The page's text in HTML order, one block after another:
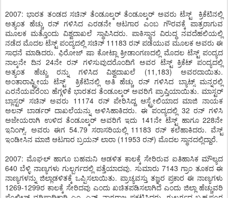
2007: ಭಾರತ ತಂಡದ ಸಚಿನ್ ತೆಂಡೂಲ್ಕರ್ ತೆಂಡೂಲ್ಕರ್ ಅವರು ಟೆಸ್ಟ್ ಕ್ರಿಕೆಟಿನಲ್ಲಿ
ಅತ್ಯಂತ ಹೆಚ್ಚು ರನ್ ಗಳಿಸಿದ ಎರಡನೇ ಆಟಗಾರ ಎಂಬ ಗೌರವಕ್ಕೆ ಪಾತ್ರರಾಗುವ
ಮೂಲಕ ಮತ್ತೊಂದು ವಿಶ್ವದಾಖಲೆ ಸ್ಥಾಪಿಸಿದರು. ಪಾಕಿಸ್ಥಾನ ವಿರುದ್ಧ ನವದೆಹಲಿಯಲ್ಲಿ
ನಡೆದ ಮೊದಲ ಟೆಸ್ಟ್ ಪಂದ್ಯದಲ್ಲಿ ಸಚಿನ್ 11183 ರನ್ ಪಡೆಯುವ ಮೂಲಕ ಅವರು ಈ
ಸಾಧನೆ ಮಾಡಿದರು. ಫಿರೋಜ್ ಷಾ ಕೋಟ್ಲಾ ಕ್ರೀಡಾಂಗಣದಲ್ಲಿ ಮೊದಲ ಟೆಸ್ಟ್ ಪಂದ್ಯದ
ನಾಲ್ಕನೇ ದಿನ 24ನೇ ರನ್ ಗಳಿಸುವುದರೊಂದಿಗೆ ಅವರ ಟೆಸ್ಟ್ ಕ್ರಿಕೆಟ್ ಪಂದ್ಯದಲ್ಲಿ
ಅತ್ಯಂತ ಹೆಚ್ಚು ರನ್ನು ಗಳಿಸಿದ ವಿಶ್ವದಾಖಲೆ (11,183) ಅವರದಾಯಿತು.
ಅಂತಾರಾಷ್ಟ್ರೀಯ ಟೆಸ್ಟ್ ಕ್ರಿಕೆಟಿನಲ್ಲಿ ಅತಿ ಹೆಚ್ಚು ರನ್ ಗಳಿಸಿದ ಬ್ಯಾಟ್ಸ್ ಮನ್ನರಲ್ಲಿ
ಎರನೆಯವರೆಂಬ ಹೆಗ್ಗಳಿಕೆ ಭಾರತದ ತೆಂಡೂಲ್ಕರ್ ಅವರಿಗೆ ಪ್ರಾಪ್ತಿಯಾಯಿತು. ಮಾಸ್ಟರ್
ಬ್ಲಾಸ್ಟರ್ ಸಚಿನ್ ಅವರು 11174 ರನ್ ಪೇರಿಸಿದ್ದ ಆಸ್ಟ್ರೇಲಿಯಾದ ಮಾಜಿ ನಾಯಕ
ಅಲನ್ ಬಾರ್ಡರ್ ದಾಖಲೆಯನ್ನು ಅಳಿಸಿಹಾಕಿದರು. ಈ ಪಂದ್ಯದಲ್ಲಿ 32 ರನ್ ಗಳಿಸಿ
ಅಜೇಯರಾಗಿ ಉಳಿದ ತೆಂಡೂಲ್ಕರ್ ಅವರಿಗೆ ಇದು 141ನೇ ಟೆಸ್ಟ್ ಹಾಗೂ 228ನೇ
ಇನಿಂಗ್ಸ್. ಅವರು ಈಗ 54.79 ಸರಾಸರಿಯಲ್ಲಿ 11183 ರನ್ ಕಲೆಹಾಕಿದರು. ವೆಸ್ಟ್
ಇಂಡೀಸಿನ ಮಾಜಿ ಆಟಗಾರ ಬ್ರಯನ್ ಲಾರಾ (11953 ರನ್) ಮೊದಲ ಸ್ಥಾನದಲ್ಲಿದ್ದಾರೆ.
2007: ಮೊಘಲ್ ಹಾಗೂ ಬಹಮನಿ ಆಡಳಿತ ಕಾಲಕ್ಕೆ ಸೇರಿರುವ ಐತಿಹಾಸಿಕ ಮೌಲ್ಯದ
640 ಬೆಳ್ಳಿ ನಾಣ್ಯಗಳು ಗುಲ್ಬರ್ಗದಲ್ಲಿ ಪತ್ತೆಯಾದವು. ಸುಮಾರು 7143 ಗ್ರಾಂ ತೂಕದ ಈ
ನಾಣ್ಯಗಳನ್ನು ಜಿಲ್ಲಾಡಳಿತಕ್ಕೆ ಒಪ್ಪಿಸಲಾಯಿತು. ಪ್ರಾಚ್ಯವಸ್ತು ತಜ್ಞರ ಪ್ರಕಾರ ಈ ನಾಣ್ಯಗಳು
1269-1299ರ ಕಾಲಕ್ಕೆ ಸೇರಿದವು ಎಂದು ಖಚಿತಪಡಿಸಲಾಗಿದೆ ಎಂದು ಜಿಲ್ಲಾ ಹೆಚ್ಚುವರಿ